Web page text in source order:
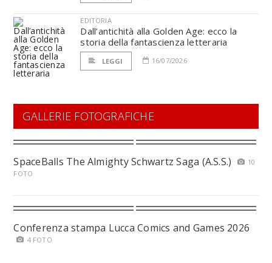
EDITORIA
Dall’antichità alla Golden Age: ecco la
storia della fantascienza letteraria
LEGGI 16/07/2026
GALLERIE FOTOGRAFICHE
SpaceBalls The Almighty Schwartz Saga (A.S.S.)
10
FOTO
Conferenza stampa Lucca Comics and Games 2026
4 FOTO